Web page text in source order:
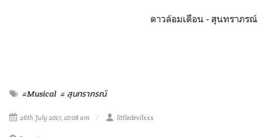
ดาวล้อมเดือน - สุนทราภรณ์
#Musical # สุนทราภรณ์
26th July 2017, 10:08 am littledevilxxx